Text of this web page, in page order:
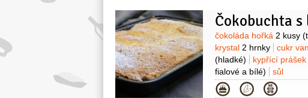
Čokobuchta
Suroviny
čokoláda hořká 2 kusy
krystal 2 hrnky cukr
(hladké)
kypřící prášek
fialové a bílé)
sůl
Kategorie